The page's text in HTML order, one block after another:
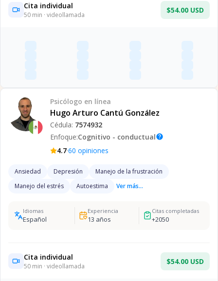
Cita individual
50 min · videollamada
$54.00 USD
Psicólogo en línea
Hugo Arturo Cantú González
Cédula: 7574932
Enfoque:Cognitivo - conductualhelp
4.7·60 opiniones
Ansiedad Depresión
Manejo de la frustración
Manejo del estrés
Autoestima Ver más...
Idiomas
Español
Experiencia
13 años
Citas completadas
+2050
Cita individual
50 min · videollamada
$54.00 USD